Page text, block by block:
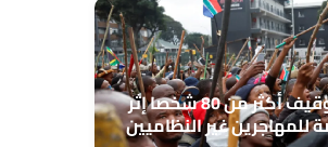
جنوب إفريقيا..توقيف أكثر من 80 شخصا إثر
للمهاجرين غير النظاميين